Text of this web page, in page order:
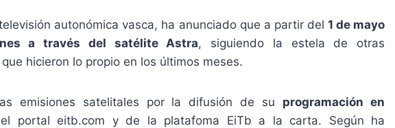
autonómica vasca, ha anunciado que a partir del 1 de mayo
a través del satélite Astra, siguiendo la estela de otras
hicieron lo propio en los últimos meses.
emisiones satelitales por la difusión de su programación en
portal eitb.com y de la platafoma EiTb a la carta. Según ha